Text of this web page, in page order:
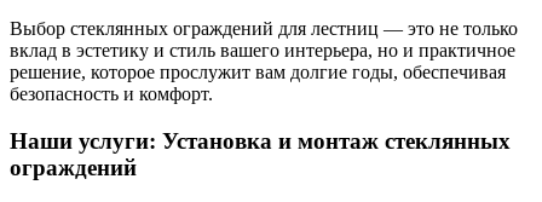
Выбор стеклянных ограждений для лестниц — это не только
вклад в эстетику и стиль вашего интерьера, но и практичное
решение, которое прослужит вам долгие годы, обеспечивая
безопасность и комфорт.
Наши услуги: Установка и монтаж стеклянных
ограждений